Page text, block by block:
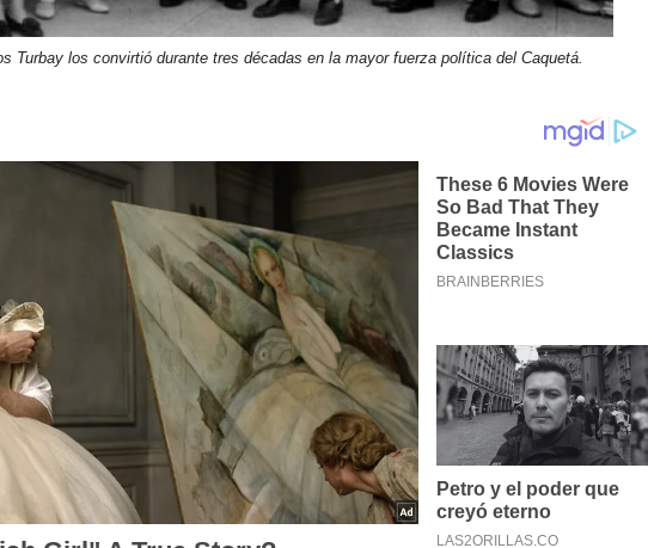
Turbay los convirtió durante tres décadas en la mayor fuerza política del Caquetá.